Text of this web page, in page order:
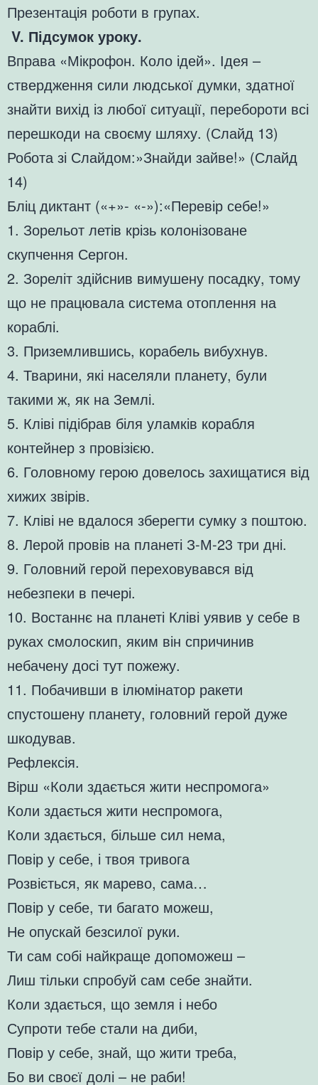
Презентація роботи в групах.
V. Підсумок уроку.
Вправа «Мікрофон. Коло ідей». Ідея –
ствердження сили людської думки, здатної
знайти вихід із любої ситуації, перебороти всі
перешкоди на своєму шляху. (Слайд 13)
Робота зі Слайдом:»Знайди зайве!» (Слайд
14)
Бліц диктант («+»- «-»):«Перевір себе!»
1. Зорельот летів крізь колонізоване
скупчення Сергон.
2. Зореліт здійснив вимушену посадку, тому
що не працювала система отоплення на
кораблі.
3. Приземлившись, корабель вибухнув.
4. Тварини, які населяли планету, були
такими ж, як на Землі.
5. Кліві підібрав біля уламків корабля
контейнер з провізією.
6. Головному герою довелось захищатися від
хижих звірів.
7. Кліві не вдалося зберегти сумку з поштою.
8. Лерой провів на планеті З-М-23 три дні.
9. Головний герой переховувався від
небезпеки в печері.
10. Востаннє на планеті Кліві уявив у себе в
руках смолоскип, яким він спричинив
небачену досі тут пожежу.
11. Побачивши в ілюмінатор ракети
спустошену планету, головний герой дуже
шкодував.
Рефлексія.
Вірш «Коли здається жити неспромога»
Коли здається жити неспромога,
Коли здається, більше сил нема,
Повір у себе, і твоя тривога
Розвіється, як марево, сама…
Повір у себе, ти багато можеш,
Не опускай безсилої руки.
Ти сам собі найкраще допоможеш –
Лиш тільки спробуй сам себе знайти.
Коли здається, що земля і небо
Супроти тебе стали на диби,
Повір у себе, знай, що жити треба,
Бо ви своєї долі – не раби!